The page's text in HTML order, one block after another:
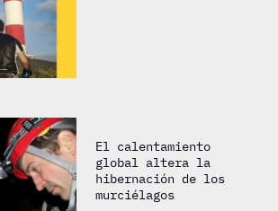
El calentamiento
global altera la
hibernación de los
murciélagos